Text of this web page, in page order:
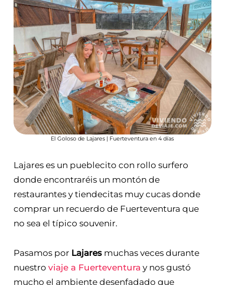
El Goloso de Lajares | Fuerteventura en 4 días
Lajares es un pueblecito con rollo surfero
donde encontraréis un montón de
restaurantes y tiendecitas muy cucas donde
comprar un recuerdo de Fuerteventura que
no sea el típico souvenir.
Pasamos por Lajaresmuchas veces durante
nuestro viaje a Fuerteventura y nos gustó
mucho el ambiente desenfadado que